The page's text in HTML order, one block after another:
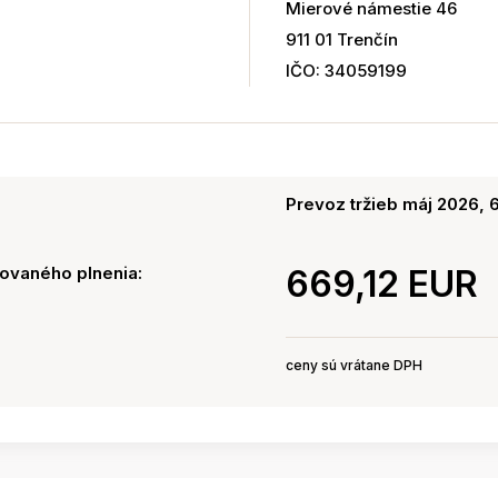
Mierové námestie 46
911 01 Trenčín
IČO: 34059199
Prevoz tržieb máj 2026,
plnenia: 669,12 EUR
ceny sú vrátane DPH